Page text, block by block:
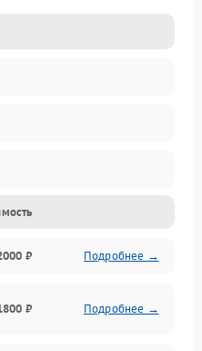
₽ Подробнее →
₽ Подробнее →